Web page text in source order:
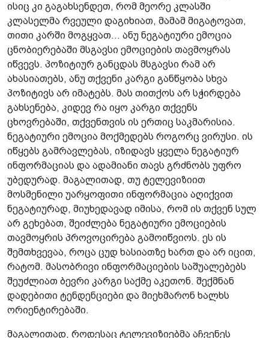
ისიც კი გაგახსენდეთ, რომ მეორე კლასში
კლასელმა რვეული დაგიხიათ, მამამ მიგატოვათ,
თითი კარში მოგყვათ... ანუ ნეგატიური ემოცია
ცნობიერებაში მსგავსი ემოციების თავმოყრას
იწვევს. პოზიტიურ განცდას მსგავსი რამ არ
ახასიათებს, ანუ თქვენი კარგი განწყობა სხვა
პოზიტივს არ იმატებს. მას თითქოს არ სჭირდება
გახსენება, კიდევ რა იყო კარგი თქვენს
ცხოვრებაში, თქვენთვის ის ერთიც საკმარისია.
ნეგატიური ემოცია მოქმედებს როგორც ვირუსი. ის
იწყებს გამრავლებას, იზიდავს ყველა ნეგატიურ
ინფორმაციას და ადამიანი თავს გრძნობს უფრო
უბედურად. მაგალითად, თუ ტელევიზიით
მოსმენილი უარყოფითი ინფორმაცია აღიქვით
ნეგატიურად, მიუხედავად იმისა, რომ ის თქვენ სულ
არ გეხებათ, შეიძლება ნეგატიური ემოციების
თავმოყრის პროვოცირება გამოიწვიოს. ეს ის
შემთხვევაა, როცა ცუდ ხასიათზე ხართ და არ იცით,
რატომ. მასობრივი ინფორმაციების საშუალებებს
შეუძლიათ ბევრი კარგი საქმე აკეთონ. შექმნან
დადებითი ტენდენციები და მიეხმარონ ხალხს
ორიენტირებაში.
მაგალითად, როდესაც ტელევიზიებმა აჩვენეს